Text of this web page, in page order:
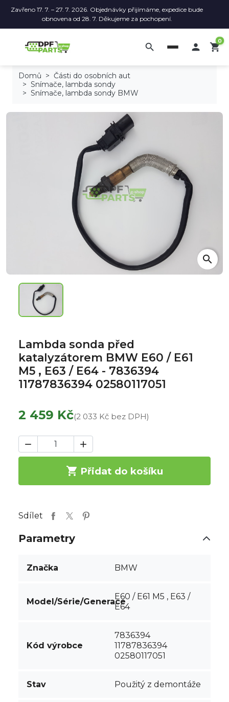
Zavřeno 17. 7. – 27. 7. 2026. Objednávky přijímáme, expedice bude
obnovena od 28. 7. Děkujeme za pochopení.
search  shopping_cart
0
Domů
Části do osobních aut
Snímače, lambda sondy
Snímače, lambda sondy BMW
search
Lambda sonda před
katalyzátorem BMW E60 / E61
M5 , E63 / E64 - 7836394
11787836394 02580117051
2 459 Kč(2 033 Kč bez DPH)
 
 Přidat do košíku
Sdílet
Parametry
Značka BMW
Model/Série/Generace
E60 / E61 M5 , E63 /
E64
Kód výrobce
7836394
11787836394
02580117051
Stav Použitý z demontáže